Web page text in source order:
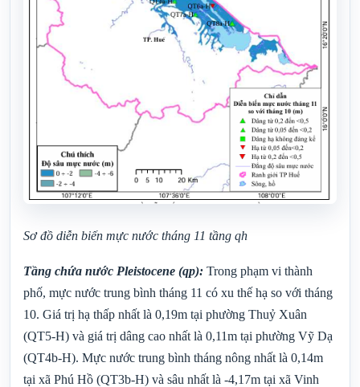
Sơ đồ diễn biến mực nước tháng 11 tầng qh
Tầng chứa nước Pleistocene (qp): Trong phạm vi thành
phố, mực nước trung bình tháng 11 có xu thế hạ so với tháng
10. Giá trị hạ thấp nhất là 0,19m tại phường Thuỷ Xuân
(QT5-H) và giá trị dâng cao nhất là 0,11m tại phường Vỹ Dạ
(QT4b-H). Mực nước trung bình tháng nông nhất là 0,14m
tại xã Phú Hồ (QT3b-H) và sâu nhất là -4,17m tại xã Vinh